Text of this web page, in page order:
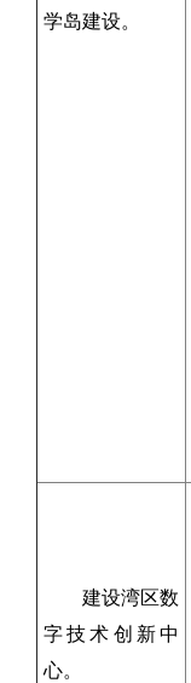
学岛建设。
建设湾区数
字技术创新中
心。